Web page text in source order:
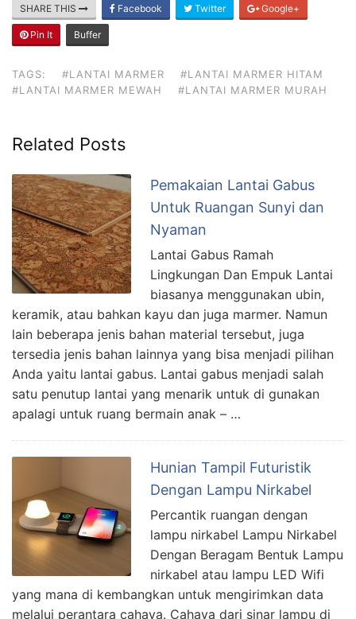
SHARE THIS Facebook Twitter Google+
Pin It Buffer
TAGS: #LANTAI MARMER
#LANTAI MARMER HITAM
#LANTAI MARMER MEWAH
#LANTAI MARMER MURAH
Related Posts
Pemakaian Lantai Gabus
Untuk Ruangan Sunyi dan
Nyaman
Lantai Gabus Ramah
Lingkungan Dan Empuk Lantai
biasanya menggunakan ubin,
keramik, atau bahkan kayu dan juga marmer. Namun
lain beberapa jenis bahan material tersebut, juga
tersedia jenis bahan lainnya yang bisa menjadi pilihan
Anda yaitu lantai gabus. Lantai gabus menjadi salah
satu penutup lantai yang menarik untuk di gunakan
apalagi untuk ruang bermain anak – …
Hunian Tampil Futuristik
Dengan Lampu Nirkabel
Percantik ruangan dengan
lampu nirkabel Lampu Nirkabel
Dengan Beragam Bentuk Lampu
nirkabel atau lampu LED Wifi
yang mana di kembangkan untuk mengirimkan data
melalui perantara cahaya. Cahaya dari sinar lampu di